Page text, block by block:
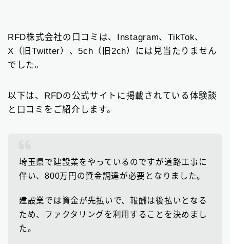
RFD株式会社の口コミは、Instagram、TikTok、
X（旧Twitter）、5ch（旧2ch）には見当たりません
でした。
以下は、RFDの公式サイトに掲載されている体験談
と口コミをご紹介します。
埼玉県で建設業をやっているのですが道路工事に
伴い、800万円の資金調達が必要となりました。
建設業では資金が先払いで、報酬は後払いとなる
ため、ファクタリングを利用することを決めまし
た。